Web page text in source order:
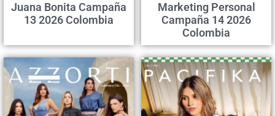
Juana Bonita Campaña
13 2026 Colombia
Marketing Personal
Campaña 14 2026
Colombia